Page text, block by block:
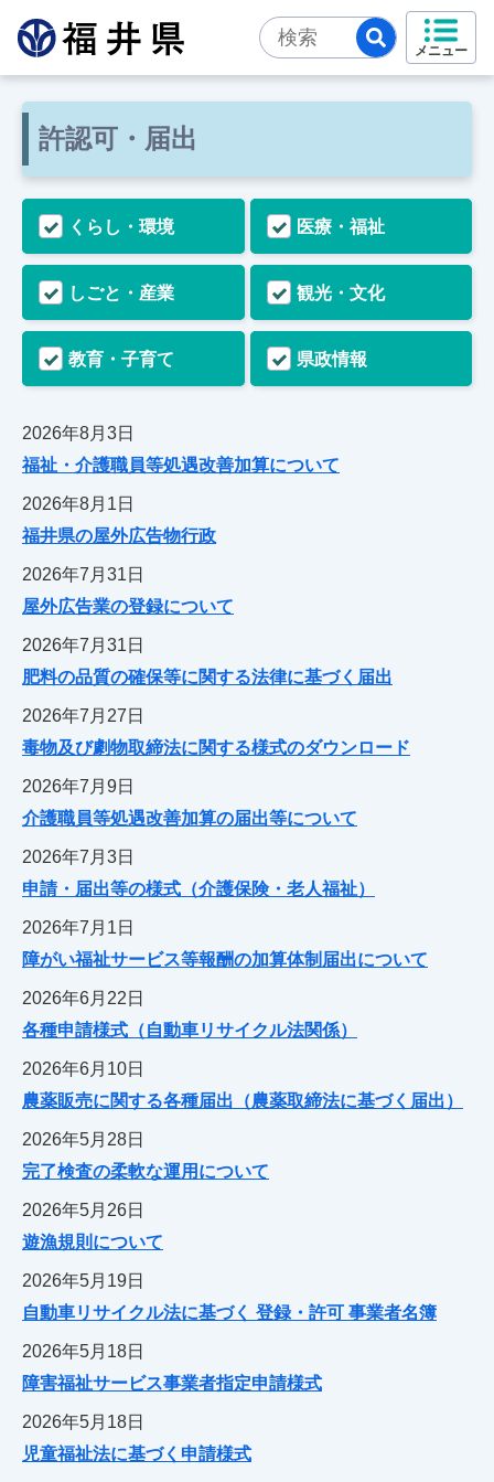
メニュー
許認可・届出
くらし・環境 医療・福祉
しごと・産業 観光・文化
教育・子育て 県政情報
2026年8月3日
福祉・介護職員等処遇改善加算について
2026年8月1日
福井県の屋外広告物行政
2026年7月31日
屋外広告業の登録について
2026年7月31日
肥料の品質の確保等に関する法律に基づく届出
2026年7月27日
毒物及び劇物取締法に関する様式のダウンロード
2026年7月9日
介護職員等処遇改善加算の届出等について
2026年7月3日
申請・届出等の様式（介護保険・老人福祉）
2026年7月1日
障がい福祉サービス等報酬の加算体制届出について
2026年6月22日
各種申請様式（自動車リサイクル法関係）
2026年6月10日
農薬販売に関する各種届出（農薬取締法に基づく届出）
2026年5月28日
完了検査の柔軟な運用について
2026年5月26日
遊漁規則について
2026年5月19日
自動車リサイクル法に基づく 登録・許可 事業者名簿
2026年5月18日
障害福祉サービス事業者指定申請様式
2026年5月18日
児童福祉法に基づく申請様式